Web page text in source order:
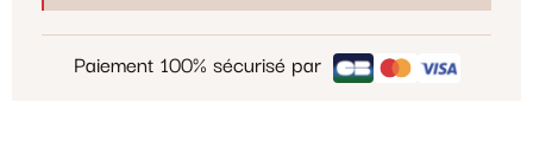
Paiement 100% sécurisé par